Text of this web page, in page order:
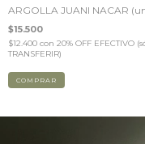
ARGOLLA JUANI NACAR
$15.500
$12.400 con 20% OFF EFECTIVO
TRANSFERIR)
COMPRAR